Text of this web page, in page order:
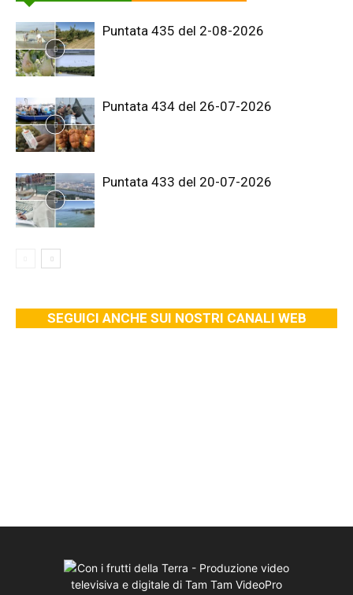
Puntata 435 del 2-08-2026
Puntata 434 del 26-07-2026
Puntata 433 del 20-07-2026
SEGUICI ANCHE SUI NOSTRI CANALI WEB